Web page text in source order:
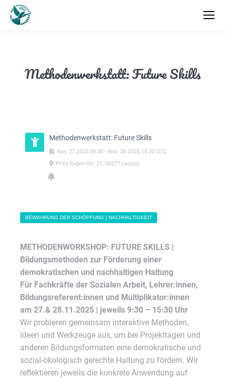
Methodenwerkstatt: Future Skills
Methodenwerkstatt: Future Skills
Nov. 27 2025 09:30 - Nov. 28 2025 15:30 UTC
Prinz-Eugen-Str. 21, 04277 Leipzig
BEWAHRUNG DER SCHÖPFUNG | NACHHALTIGKEIT
METHODENWORKSHOP: FUTURE SKILLS |
Bildungsmethoden zur Förderung einer
demokratischen und nachhaltigen Haltung
Für Fachkräfte der Sozialen Arbeit, Lehrer:innen,
Bildungsreferent:innen und Multiplikator:innen
am 27.& 28.11.2025 | jeweils 9:30 – 15:30 Uhr
Wir probieren gemeinsam interaktive Methoden,
Ideen und Werkzeuge aus, um bei Projekttagen und
anderen Bildungsformaten eine demokratische und
sozial-ökologisch gerechte Haltung zu fördern. Wir
reflektieren jeweils die konkrete Anwendung auf